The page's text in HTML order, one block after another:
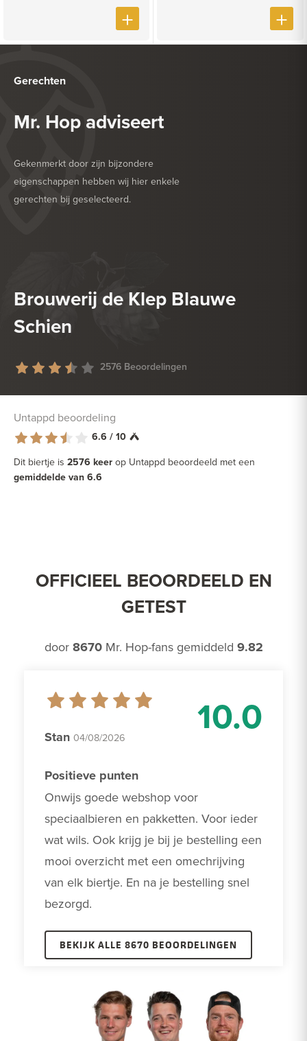
Gerechten
Mr. Hop adviseert
Gekenmerkt door zijn bijzondere
eigenschappen hebben wij hier enkele
gerechten bij geselecteerd.
HEERLIJK BIJ
Brouwerij de Klep Blauwe
Schien
2576 Beoordelingen
Untappd beoordeling
6.6 / 10
Dit biertje is 2576 keer op Untappd beoordeeld met een
gemiddelde van 6.6
OFFICIEEL BEOORDEELD EN
GETEST
door 8670Mr. Hop-fans gemiddeld 9.82
10.0
Stan 04/08/2026
Positieve punten
Onwijs goede webshop voor
speciaalbieren en pakketten. Voor ieder
wat wils. Ook krijg je bij je bestelling een
mooi overzicht met een omechrijving
van elk biertje. En na je bestelling snel
bezorgd.
BEKIJK ALLE 8670 BEOORDELINGEN